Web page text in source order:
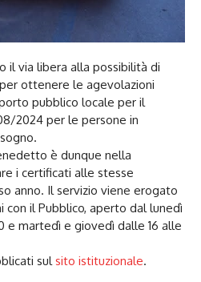
il via libera alla possibilità di
ottenere le agevolazioni
pubblico locale per il
2024 per le persone in
è dunque nella
i certificati alle stesse
anno. Il servizio viene erogato
con il Pubblico, aperto dal lunedì
e martedì e giovedì dalle 16 alle
sulsito istituzionale.